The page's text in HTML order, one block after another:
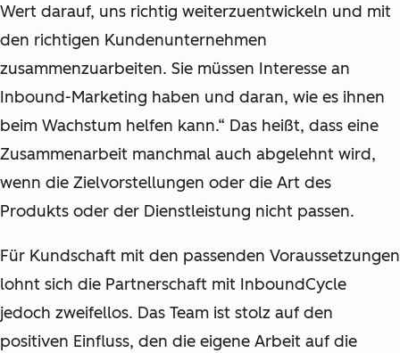
Wert darauf, uns richtig weiterzuentwickeln und mit
den richtigen Kundenunternehmen
zusammenzuarbeiten. Sie müssen Interesse an
Inbound-Marketing haben und daran, wie es ihnen
beim Wachstum helfen kann.“ Das heißt, dass eine
Zusammenarbeit manchmal auch abgelehnt wird,
wenn die Zielvorstellungen oder die Art des
Produkts oder der Dienstleistung nicht passen.
Für Kundschaft mit den passenden Voraussetzungen
lohnt sich die Partnerschaft mit InboundCycle
jedoch zweifellos. Das Team ist stolz auf den
positiven Einfluss, den die eigene Arbeit auf die